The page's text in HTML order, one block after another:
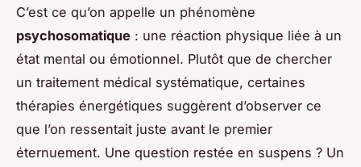
C’est ce qu’on appelle un phénomène
psychosomatique : une réaction physique liée à un
état mental ou émotionnel. Plutôt que de chercher
un traitement médical systématique, certaines
thérapies énergétiques suggèrent d’observer ce
que l’on ressentait juste avant le premier
éternuement. Une question restée en suspens ? Un